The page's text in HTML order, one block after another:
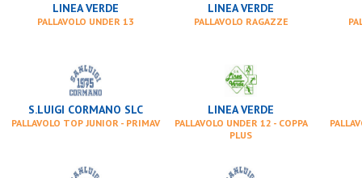
LINEA VERDE
PALLAVOLO UNDER 13
LINEA VERDE
PALLAVOLO RAGAZZE
S.LUIGI CORMANO SLC
PALLAVOLO TOP JUNIOR - PRIMAV
LINEA VERDE
PALLAVOLO UNDER 12 - COPPA
PLUS